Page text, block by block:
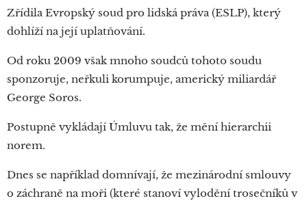
Zřídila Evropský soud pro lidská práva (ESLP), který
dohlíží na její uplatňování.
Od roku 2009 však mnoho soudců tohoto soudu
sponzoruje, neřkuli korumpuje, americký miliardář
George Soros.
Postupně vykládají Úmluvu tak, že mění hierarchii
norem.
Dnes se například domnívají, že mezinárodní smlouvy
o záchraně na moři (které stanoví vylodění trosečníků v